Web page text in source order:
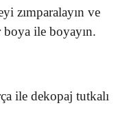
zımparalayın ve
ile boyayın.
ile dekopaj tutkalı